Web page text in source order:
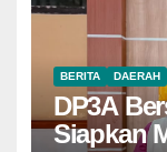
BERITA DAERAH
DP3A
Siapkan